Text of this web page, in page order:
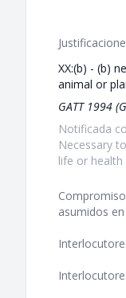
XX:(b) - (b)
animal or
GATT 1994
Notificada
Necessary
life or
asumidos